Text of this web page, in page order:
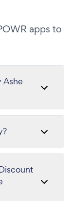
apps to
Ashe